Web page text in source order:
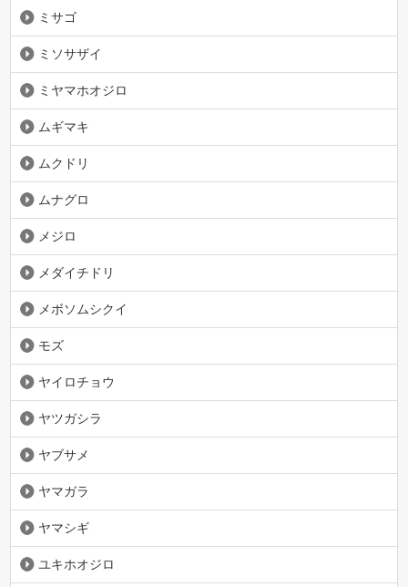
ミサゴ
ミソサザイ
ミヤマホオジロ
ムギマキ
ムクドリ
ムナグロ
メジロ
メダイチドリ
メボソムシクイ
モズ
ヤイロチョウ
ヤツガシラ
ヤブサメ
ヤマガラ
ヤマシギ
ユキホオジロ